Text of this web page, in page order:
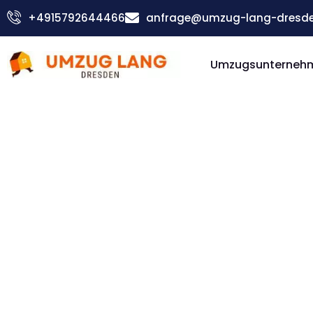
Zum
Inhalt
+4915792644466 anfrage@umzug-lang-